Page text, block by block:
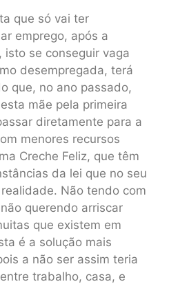
que só vai ter
emprego, após a
se conseguir vaga
desempregada, terá
que, no ano passado,
mãe pela primeira
diretamente para a
menores recursos
Creche Feliz, que têm
da lei que no seu
Não tendo com
querendo arriscar
que existem em
é a solução mais
a não ser assim teria
trabalho, casa, e